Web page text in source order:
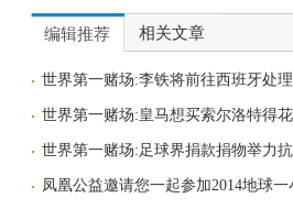
编辑推荐 相关文章
世界第一赌场:李铁将前往西班牙处
世界第一赌场:皇马想买索尔洛特得
世界第一赌场:足球界捐款捐物举力
凤凰公益邀请您一起参加2014地球